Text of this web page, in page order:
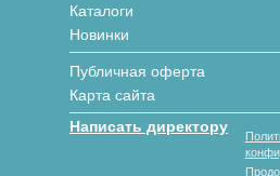
Каталоги
Новинки
Публичная оферта
Карта сайта
Написать директору